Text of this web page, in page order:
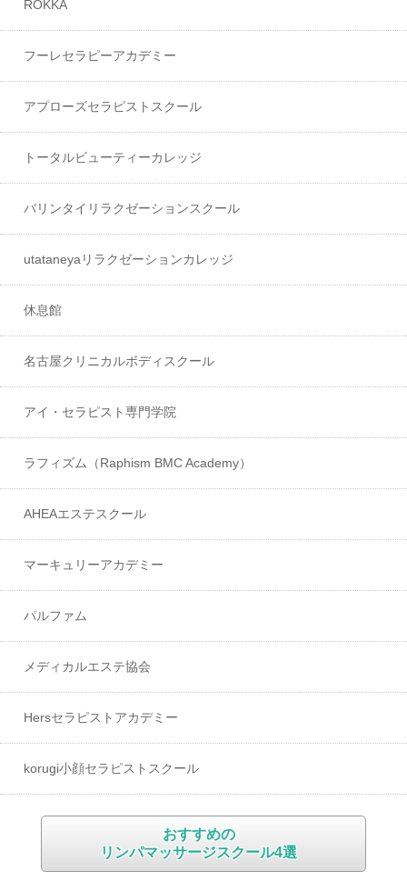
おすすめの
リンパマッサージスクール4選
ROKKA
フーレセラピーアカデミー
アプローズセラピストスクール
トータルビューティーカレッジ
バリンタイリラクゼーションスクール
utataneyaリラクゼーションカレッジ
休息館
名古屋クリニカルボディスクール
アイ・セラピスト専門学院
ラフィズム（Raphism BMC Academy）
AHEAエステスクール
マーキュリーアカデミー
パルファム
メディカルエステ協会
Hersセラピストアカデミー
korugi小顔セラピストスクール
Riche（リッシュ）
マザーズループ